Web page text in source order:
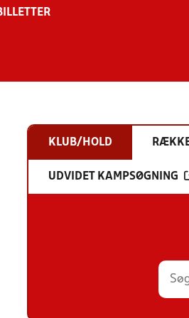
KLUB/HOLD
UDVIDET KAMPSØGNING